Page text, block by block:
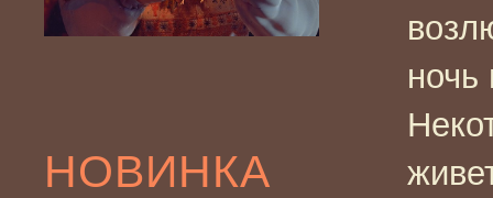
НОВИНКА
ночь